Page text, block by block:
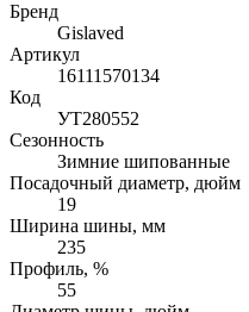
Бренд
Gislaved
Артикул
16111570134
Код
УТ280552
Сезонность
Зимние шипованные
Посадочный диаметр, дюйм
19
Ширина шины, мм
235
Профиль, %
55